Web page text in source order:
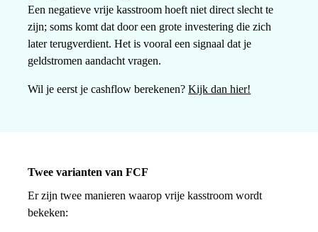
Een negatieve vrije kasstroom hoeft niet direct slecht te
zijn; soms komt dat door een grote investering die zich
later terugverdient. Het is vooral een signaal dat je
geldstromen aandacht vragen.
Wil je eerst je cashflow berekenen?Kijk dan hier!
Twee varianten van FCF
Er zijn twee manieren waarop vrije kasstroom wordt
bekeken: